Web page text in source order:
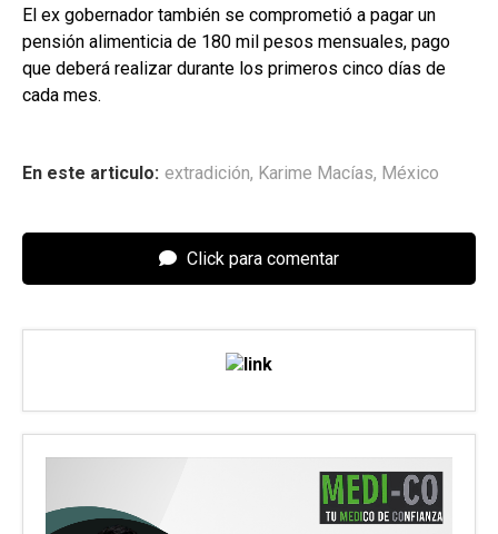
El ex gobernador también se comprometió a pagar un
pensión alimenticia de 180 mil pesos mensuales, pago
que deberá realizar durante los primeros cinco días de
cada mes.
En este articulo: extradición, Karime Macías, México
Click para comentar